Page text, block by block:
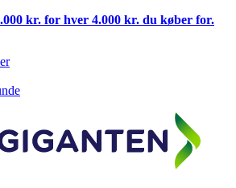
kr. for hver 4.000 kr. du køber for.